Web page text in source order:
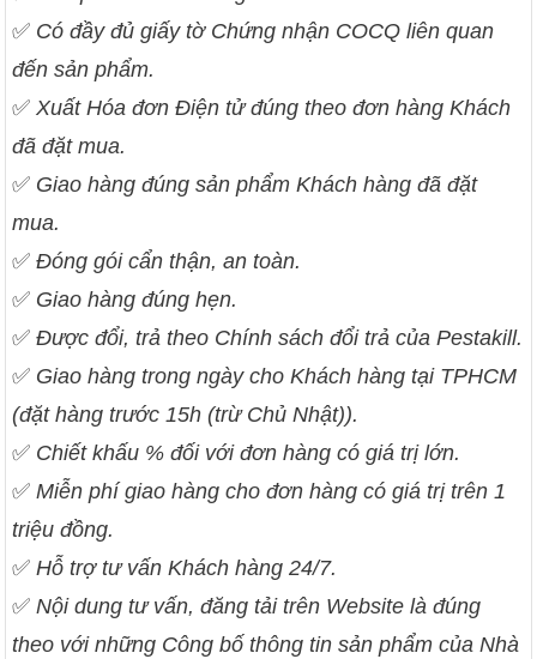
✅ Có đầy đủ giấy tờ Chứng nhận COCQ liên quan
đến sản phẩm.
✅Xuất Hóa đơn Điện tử đúng theo đơn hàng Khách
đã đặt mua.
✅ Giao hàng đúng sản phẩm Khách hàng đã đặt
mua.
✅Đóng gói cẩn thận, an toàn.
✅ Giao hàng đúng hẹn.
✅Được đổi, trả theo Chính sách đổi trả của Pestakill.
✅ Giao hàng trong ngày cho Khách hàng tại TPHCM
(đặt hàng trước 15h (trừ Chủ Nhật)).
✅ Chiết khấu % đối với đơn hàng có giá trị lớn.
✅Miễn phí giao hàng cho đơn hàng có giá trị trên 1
triệu đồng.
✅Hỗ trợ tư vấn Khách hàng 24/7.
✅ Nội dung tư vấn, đăng tải trên Website là đúng
theo với những Công bố thông tin sản phẩm của Nhà